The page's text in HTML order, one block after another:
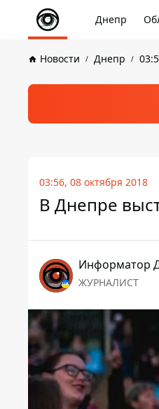
Днепр
Новости Днепр
03:56, 08 октября 2018
В Днепре
Информатор
ЖУРНАЛИСТ